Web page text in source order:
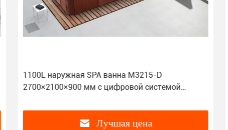
1100L наружная SPA ванна M3215-D
2700×2100×900 мм с цифровой системой
Лучшая цена